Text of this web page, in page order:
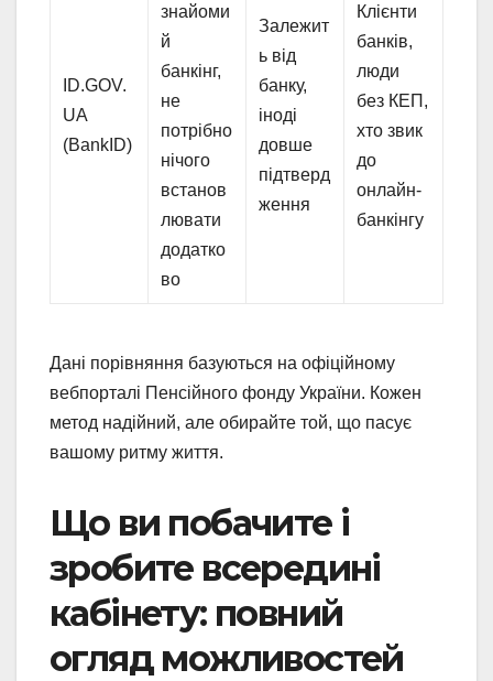
ID.GOV.
UA
(BankID)
знайоми
й
банкінг,
не
потрібно
нічого
встанов
лювати
додатко
во
Залежит
ь від
банку,
іноді
довше
підтверд
ження
Клієнти
банків,
люди
без КЕП,
хто звик
до
онлайн-
банкінгу
Дані порівняння базуються на офіційному
вебпорталі Пенсійного фонду України. Кожен
метод надійний, але обирайте той, що пасує
вашому ритму життя.
Що ви побачите і
зробите всередині
кабінету: повний
огляд можливостей